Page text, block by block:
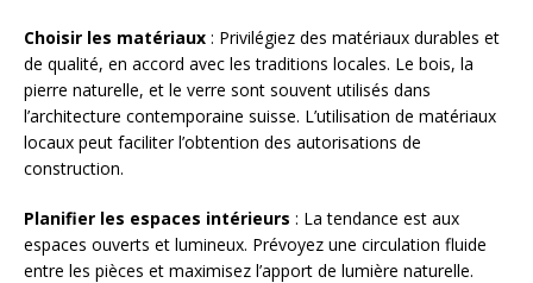
Choisir les matériaux : Privilégiez des matériaux durables et
de qualité, en accord avec les traditions locales. Le bois, la
pierre naturelle, et le verre sont souvent utilisés dans
l’architecture contemporaine suisse. L’utilisation de matériaux
locaux peut faciliter l’obtention des autorisations de
construction.
Planifier les espaces intérieurs : La tendance est aux
espaces ouverts et lumineux. Prévoyez une circulation fluide
entre les pièces et maximisez l’apport de lumière naturelle.